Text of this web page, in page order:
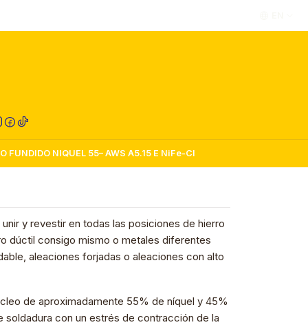
FUNDIDO NIQUEL 55– AWS A5.15 E NiFe-Cl
y revestir en todas las posiciones de hierro
dúctil consigo mismo o metales diferentes
aleaciones forjadas o aleaciones con alto
de aproximadamente 55% de níquel y 45%
con un estrés de contracción de la